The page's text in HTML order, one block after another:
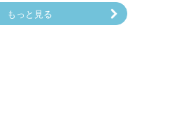
もっと見る